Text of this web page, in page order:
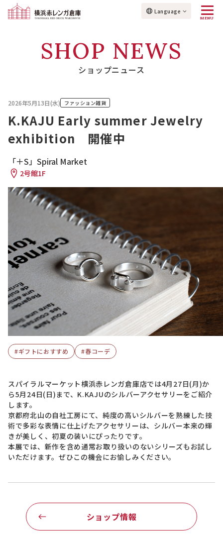
Language
MENU
SHOP NEWS
ショップニュース
2026年5月13日(水) ファッション雑貨
K.KAJU Early summer Jewelry
exhibition 開催中
「＋S」Spiral Market
2号館1F
#ギフトにおすすめ #春コーデ
スパイラルマーケット横浜赤レンガ倉庫店では4月27日(月)か
ら5月24日(日)まで、K.KAJUのシルバーアクセサリーをご紹介
します。
京都府北山の自社工房にて、純度の高いシルバーを熟練した技
術で多彩な表情に仕上げたアクセサリーは、シルバー本来の輝
きが美しく、初夏の装いにぴったりです。
本展では、新作を含め通常お取り扱いのないシリーズもお試し
いただけます。ぜひこの機会にお愉しみください。
ショップ情報